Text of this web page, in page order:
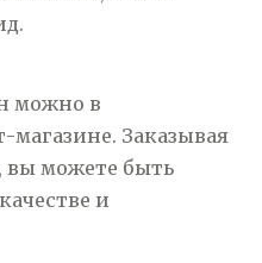
можно в
Заказывая
вы можете быть
и